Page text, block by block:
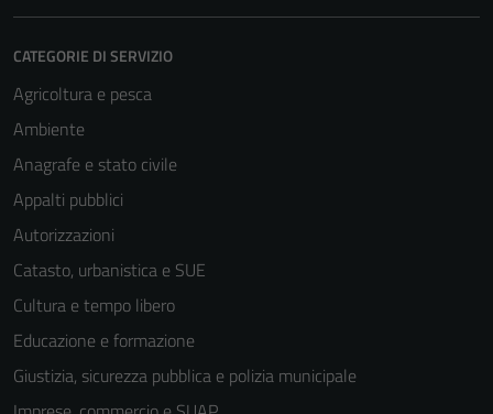
CATEGORIE DI SERVIZIO
Agricoltura e pesca
Ambiente
Anagrafe e stato civile
Appalti pubblici
Autorizzazioni
Catasto, urbanistica e SUE
Cultura e tempo libero
Educazione e formazione
Giustizia, sicurezza pubblica e polizia municipale